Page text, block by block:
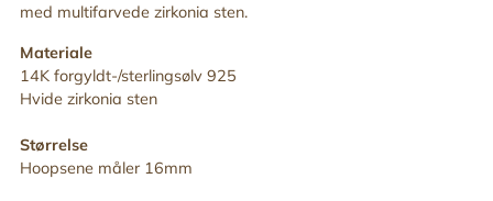
med multifarvede zirkonia sten.
Materiale
14K forgyldt-/sterlingsølv 925
Hvide zirkonia sten
Størrelse
Hoopsene måler 16mm